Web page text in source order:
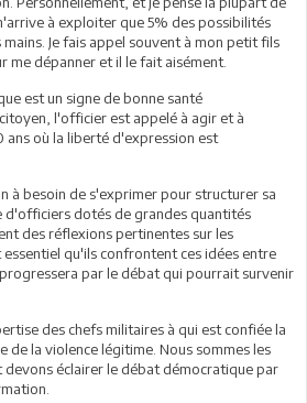
à exploiter que 5% des possibilités
Je fais appel souvent à mon petit fils
me dépanner et il le fait aisément.
est un signe de bonne santé
l'officier est appelé à agir et à
ans où la liberté d'expression est
à besoin de s'exprimer pour structurer sa
d'officiers dotés de grandes quantités
des réflexions pertinentes sur les
qu'ils confrontent ces idées entre
par le débat qui pourrait survenir
des chefs militaires à qui est confiée la
de la violence légitime. Nous sommes les
devons éclairer le débat démocratique par